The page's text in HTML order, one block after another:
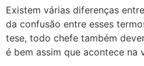
Existem várias diferenças
da confusão entre esses
tese, todo chefe também
é bem assim que acontece na